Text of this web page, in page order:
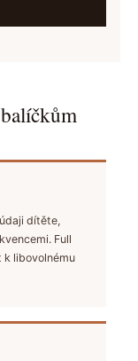
dítěte,
Full
k libovolnému